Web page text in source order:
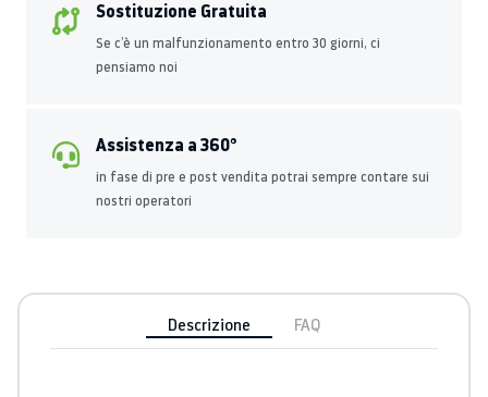
Sostituzione Gratuita
Se c’è un malfunzionamento entro 30 giorni, ci
pensiamo noi
Assistenza a 360°
in fase di pre e post vendita potrai sempre contare sui
nostri operatori
Descrizione FAQ